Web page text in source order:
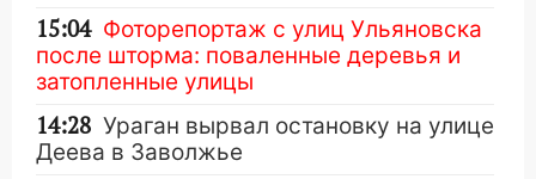
15:04 Фоторепортаж с улиц Ульяновска
после шторма: поваленные деревья и
затопленные улицы
14:28 Ураган вырвал остановку на улице
Деева в Заволжье